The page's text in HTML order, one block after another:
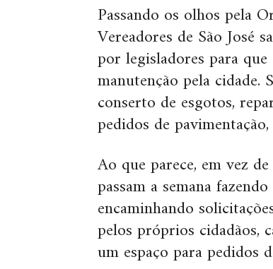
Passando os olhos pela
Vereadores de São José
por legisladores para
manutenção pela cidade.
conserto de esgotos,
pedidos de
Ao que parece, em vez
passam a semana
encaminhando
pelos próprios cidadãos,
um espaço para pedidos